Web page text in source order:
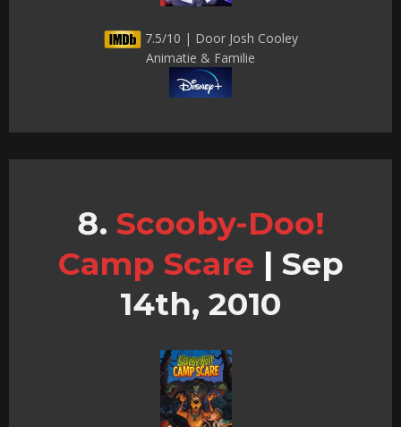
7.5/10 | Door Josh Cooley
Animatie & Familie
Scooby-Doo!
Camp Scare | Sep
14th, 2010